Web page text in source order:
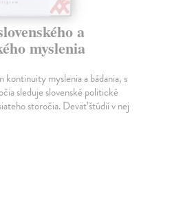
a
myslenia
kontinuity myslenia a bádania, s
sleduje slovenské politické
storočia. Deväť štúdií v nej